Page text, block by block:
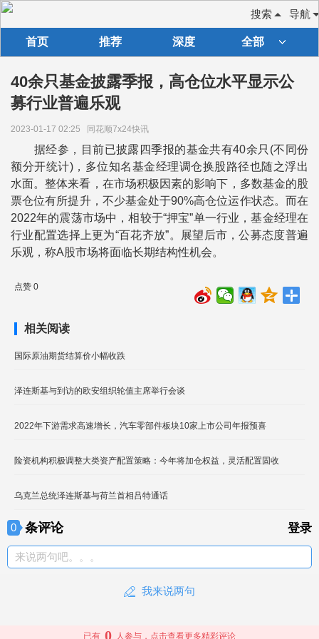
导航
搜索
首页 推荐 深度 全部
40余只基金披露季报，高仓位水平显示公
募行业普遍乐观
2023-01-17 02:25 同花顺7x24快讯
据经参，目前已披露四季报的基金共有40余只(不同份
额分开统计)，多位知名基金经理调仓换股路径也随之浮出
水面。整体来看，在市场积极因素的影响下，多数基金的股
票仓位有所提升，不少基金处于90%高仓位运作状态。而在
2022年的震荡市场中，相较于“押宝”单一行业，基金经理在
行业配置选择上更为“百花齐放”。展望后市，公募态度普遍
乐观，称A股市场将面临长期结构性机会。
点赞 0
相关阅读
国际原油期货结算价小幅收跌
泽连斯基与到访的欧安组织轮值主席举行会谈
2022年下游需求高速增长，汽车零部件板块10家上市公司年报预喜
险资机构积极调整大类资产配置策略：今年将加仓权益，灵活配置固收
乌克兰总统泽连斯基与荷兰首相吕特通话
0 条评论 登录
来说两句吧。。。
我来说两句
已有 0 人参与，点击查看更多精彩评论